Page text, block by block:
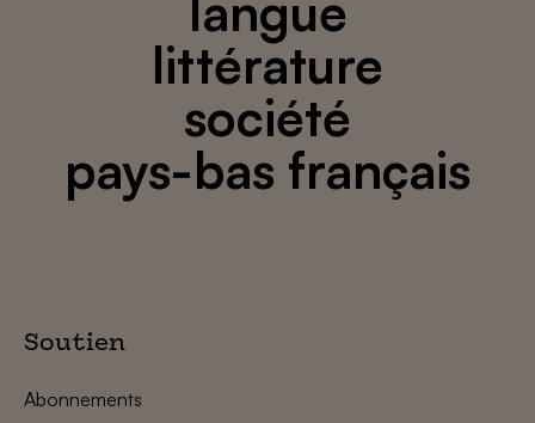
littérature
société
pays-bas français
Soutien
Abonnements